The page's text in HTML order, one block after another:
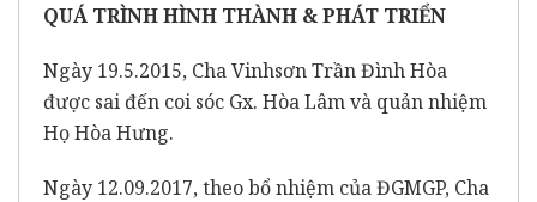
QUÁ TRÌNH HÌNH THÀNH & PHÁT TRIỂN
Ngày 19.5.2015, Cha Vinhsơn Trần Đình Hòa
được sai đến coi sóc Gx. Hòa Lâm và quản nhiệm
Họ Hòa Hưng.
Ngày 12.09.2017, theo bổ nhiệm của ĐGMGP, Cha